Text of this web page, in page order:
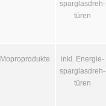
spar­glas­dreh­
türen
Moproprodukte
inkl. Energie­
spar­glas­dreh­
türen